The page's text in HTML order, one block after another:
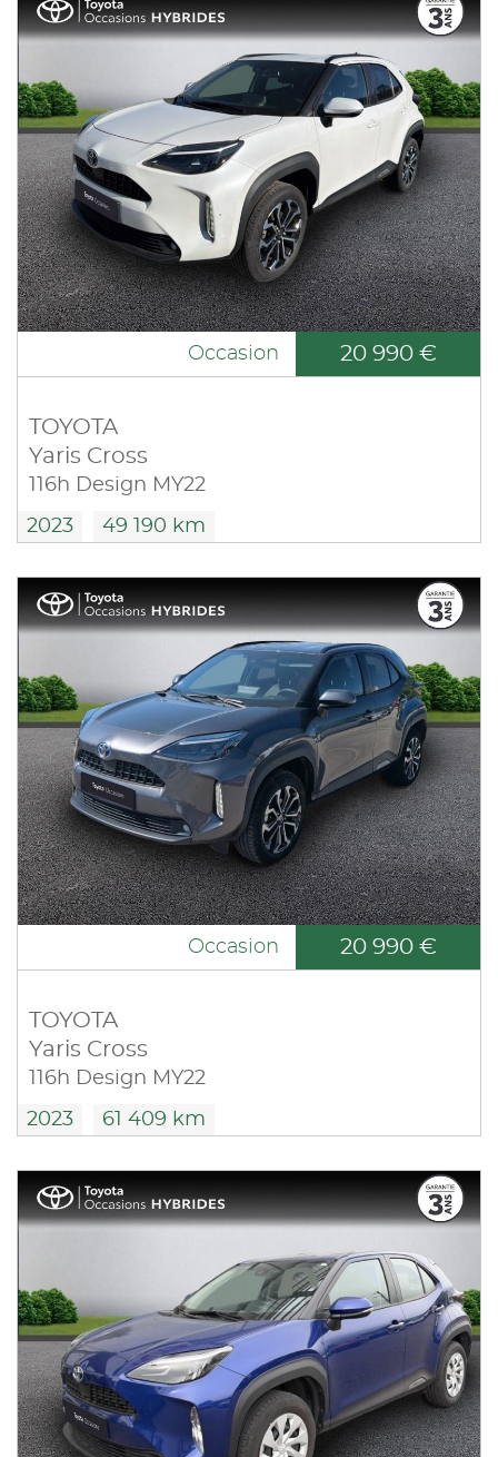
Occasion 20 990 €
TOYOTA
Yaris Cross
116h Design MY22
2023 49 190 km
Occasion 20 990 €
TOYOTA
Yaris Cross
116h Design MY22
2023 61 409 km